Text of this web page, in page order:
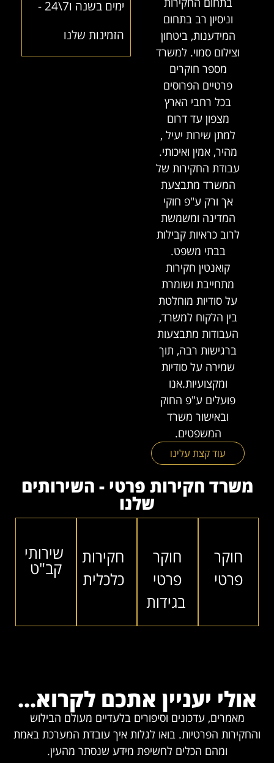
ימים בשנה ו7\24 -
הזמינות שלנו
וניסיון רב בתחום
המידענות, ביטחון
וצילום סמוי. למשרד
מספר חוקרים
פרטיים הפרוסים
בכל רחבי הארץ
מצפון עד דרום
למתן שירות יעיל ,
מהיר, אמין ואיכותי.
עבודת החקירות של
המשרד מתבצעת
אך ורק ע"פ חוקי
המדינה ומשמשת
לרוב כראיות קבילות
בבתי משפט.
קואנטין חקירות
מתחייבת ושומרת
על סודיות מוחלטת
בין הלקוח למשרד,
העבודות מתבצעות
ברגישות רבה, תוך
שמירה על סודיות
ומקצועיות.אנו
פועלים ע"פ החוק
ובאישור משרד
המשפטים.
עוד קצת עלינו
משרד חקירות פרטי - השירותים
שלנו
חוקר
פרטי
חוקר
פרטי
בגידות
חקירות
כלכלית
שירותי
קב"ט
אולי יעניין אתכם לקרוא...
מאמרים, עדכונים וסיפורים בלעדיים מעולם הבילוש
והחקירות הפרטיות. בואו לגלות איך עובדת המערכת באמת
ומהם הכלים לחשיפת מידע שנסתר מהעין.